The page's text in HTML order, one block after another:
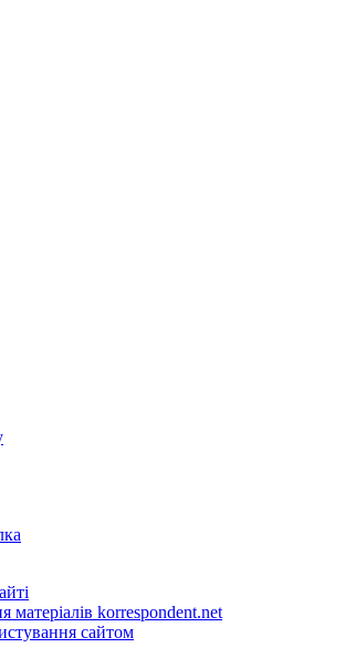
матеріалів korrespondent.net
сайтом